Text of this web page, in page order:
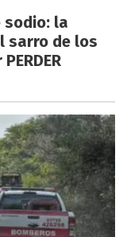
sodio: la
sarro de los